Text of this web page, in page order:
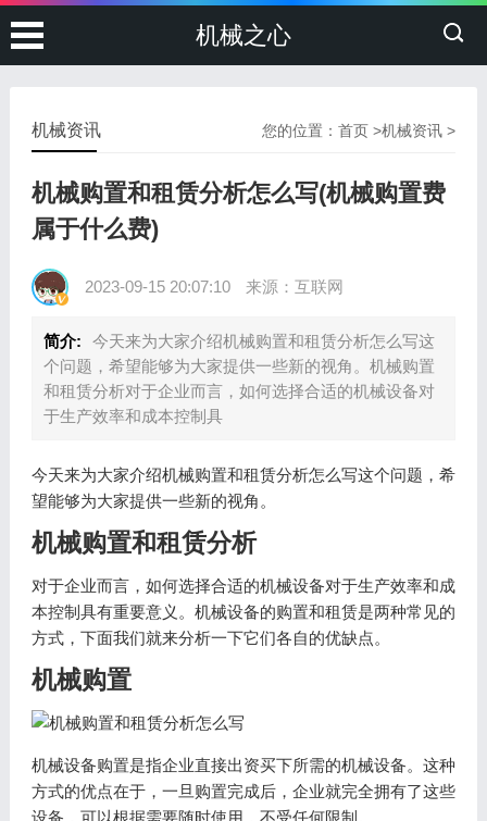
机械之心
您的位置：首页 >机械资讯 >
机械资讯
机械购置和租赁分析怎么写(机械购置费
属于什么费)
2023-09-15 20:07:10 来源：互联网
简介:
今天来为大家介绍机械购置和租赁分析怎么写这
个问题，希望能够为大家提供一些新的视角。机械购置
和租赁分析对于企业而言，如何选择合适的机械设备对
于生产效率和成本控制具
今天来为大家介绍机械购置和租赁分析怎么写这个问题，希
望能够为大家提供一些新的视角。
机械购置和租赁分析
对于企业而言，如何选择合适的机械设备对于生产效率和成
本控制具有重要意义。机械设备的购置和租赁是两种常见的
方式，下面我们就来分析一下它们各自的优缺点。
机械购置
机械设备购置是指企业直接出资买下所需的机械设备。这种
方式的优点在于，一旦购置完成后，企业就完全拥有了这些
设备，可以根据需要随时使用，不受任何限制。